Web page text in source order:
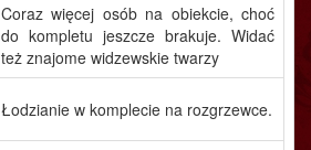
Coraz więcej osób na obiekcie, choć
do kompletu jeszcze brakuje. Widać
też znajome widzewskie twarzy
Łodzianie w komplecie na rozgrzewce.